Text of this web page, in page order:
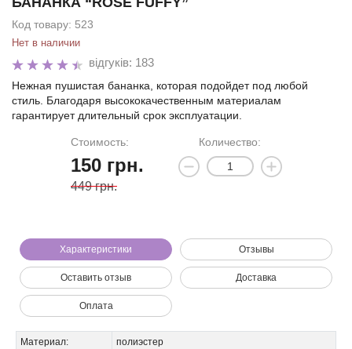
Код товару: 523
Нет в наличии
відгуків: 183
Нежная пушистая бананка, которая подойдет под любой
стиль. Благодаря высококачественным материалам
гарантирует длительный срок эксплуатации.
Стоимость:
150грн.
449 грн.
Количество:
Характеристики Отзывы
Оставить отзыв Доставка
Оплата
Материал:
полиэстер